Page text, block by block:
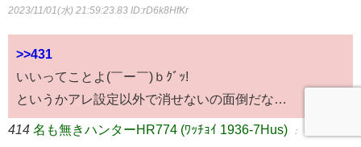
2023/11/01(水) 21:59:23.83 ID:rD6k8HfKr
>>431
いいってことよ(￣ー￣)ｂｸﾞｯ!
というかアレ設定以外で消せないの面倒だな…
414 名も無きハンターHR774 (ﾜｯﾁｮｲ 1936-7Hus) ：